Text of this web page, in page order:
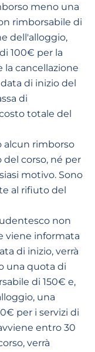
meno una
rimborsabile di
dell'alloggio,
100€ per la
la cancellazione
di inizio del
di
totale del
alcun rimborso
del corso, né per
motivo. Sono
al rifiuto del
non
viene informata
di inizio, verrà
una quota di
di 150€ e,
una
per i servizi di
entro 30
verrà